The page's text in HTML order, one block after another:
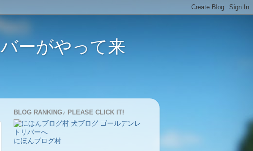
ーがやって来
BLOG RANKING♪ PLEASE CLICK IT!
にほんブログ村